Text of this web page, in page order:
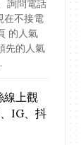
詢問電話
在不接電
的人氣
先的人氣
線上觀
IG、抖